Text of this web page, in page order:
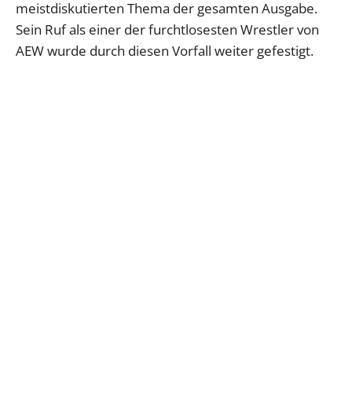
meistdiskutierten Thema der gesamten Ausgabe.
Sein Ruf als einer der furchtlosesten Wrestler von
AEW wurde durch diesen Vorfall weiter gefestigt.